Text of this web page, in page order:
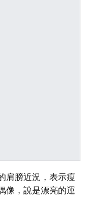
肩膀近況，表示瘦
像，說是漂亮的運